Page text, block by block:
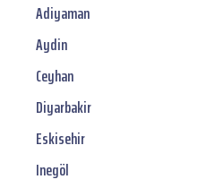
Adiyaman
Aydin
Ceyhan
Diyarbakir
Eskisehir
Inegöl